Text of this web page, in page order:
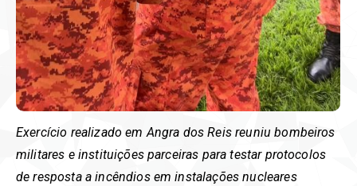
Exercício realizado em Angra dos Reis reuniu bombeiros
militares e instituições parceiras para testar protocolos
de resposta a incêndios em instalações nucleares